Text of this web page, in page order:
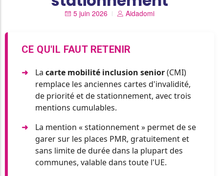
5 juin 2026 Aidadomi
CE QU'IL FAUT RETENIR
La carte mobilité inclusion senior(CMI)
remplace les anciennes cartes d'invalidité,
de priorité et de stationnement, avec trois
mentions cumulables.
La mention « stationnement » permet de se
garer sur les places PMR, gratuitement et
sans limite de durée dans la plupart des
communes, valable dans toute l'UE.